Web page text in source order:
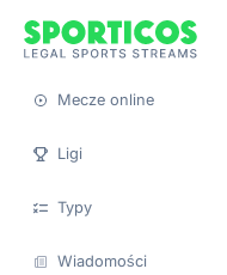
Mecze online
Ligi
Typy
Wiadomości